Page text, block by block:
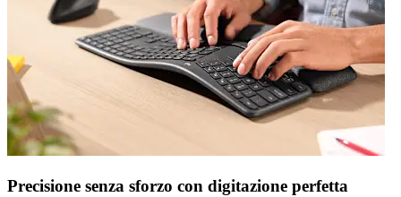
Precisione senza sforzo con digitazione perfetta